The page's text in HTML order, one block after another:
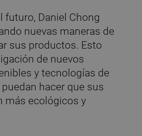
futuro, Daniel Chong
nuevas maneras de
sus productos. Esto
de nuevos
y tecnologías de
hacer que sus
más ecológicos y